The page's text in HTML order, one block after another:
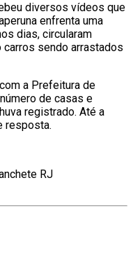
diversos vídeos que
enfrenta uma
dias, circularam
sendo arrastados
a Prefeitura de
de casas e
registrado. Até a
resposta.
RJ